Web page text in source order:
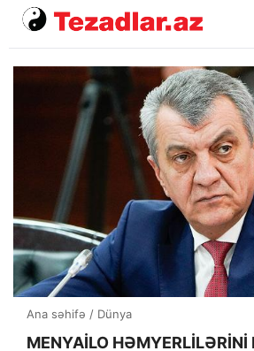
Ana səhifə / Dünya
MENYAİLO HƏMYERLİLƏRİNİ